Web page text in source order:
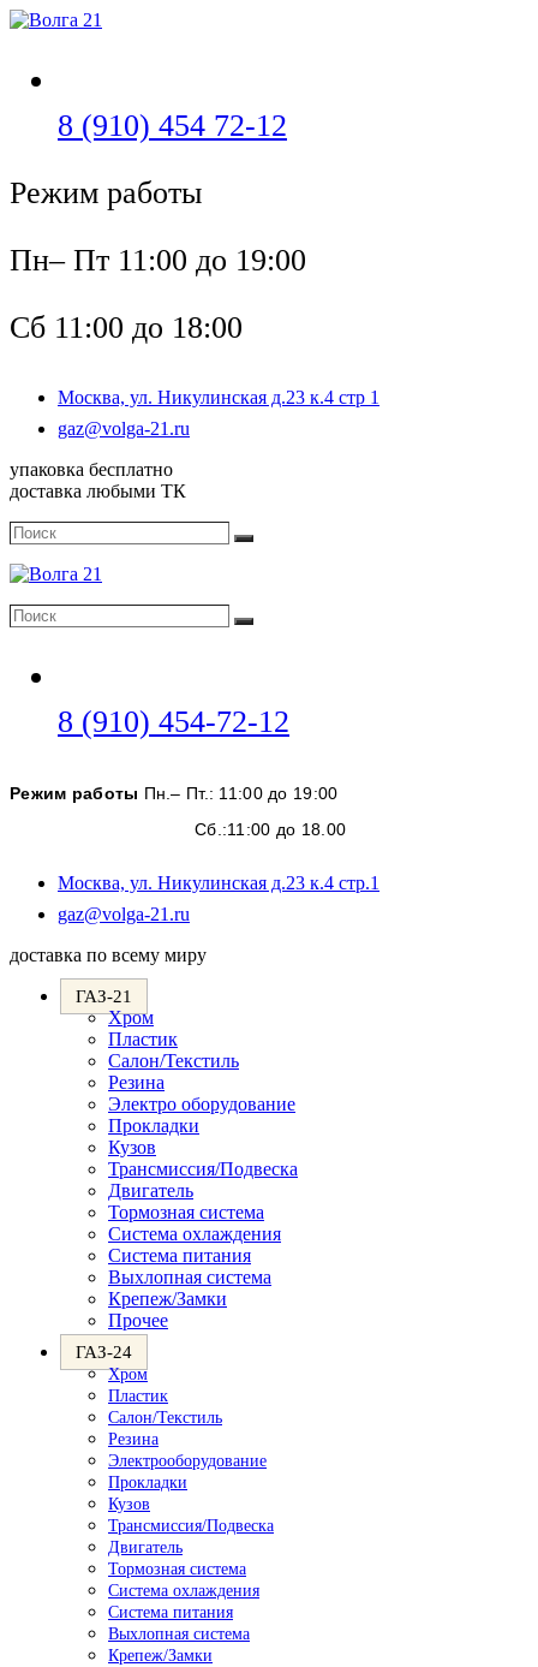
Перейти
8 (910) 454 72-12
Режим работы
Пн– Пт 11:00 до 19:00
Сб 11:00 до 18:00
Москва, ул. Никулинская д.23 к.4 стр 1
gaz@volga-21.ru
упаковка бесплатно
доставка любыми ТК
Поиск
Поиск
Поиск
Поиск
8 (910) 454-72-12
вашем
приложении
Режим работы Пн.– Пт.: 11:00 до 19:00
Сб.:11:00 до 18.00
Москва, ул. Никулинская д.23 к.4 стр.1
gaz@volga-21.ru
вашем
доставка по всему миру
ГАЗ-21
Хром
Пластик
Салон/Текстиль
Резина
Электро оборудование
Прокладки
Кузов
Трансмиссия/Подвеска
Двигатель
Тормозная система
Система охлаждения
Система питания
Выхлопная система
Крепеж/Замки
Прочее
ГАЗ-24
Хром
Пластик
Салон/Текстиль
Резина
Электрооборудование
Прокладки
Кузов
Трансмиссия/Подвеска
Двигатель
Тормозная система
Система охлаждения
Система питания
Выхлопная система
Крепеж/Замки